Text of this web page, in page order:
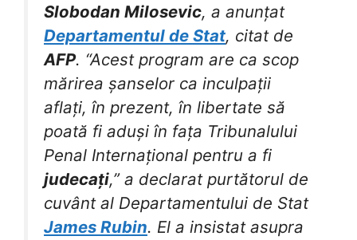
Slobodan Milosevic, a anunțat
Departamentul de Stat, citat de
AFP. “Acest program are ca scop
mărirea șanselor ca inculpații
aflați, în prezent, în libertate să
poată fi aduși în fața Tribunalului
Penal Internațional pentru a fi
judecați,” a declarat purtătorul de
cuvânt al Departamentului de Stat
James Rubin. El a insistat asupra